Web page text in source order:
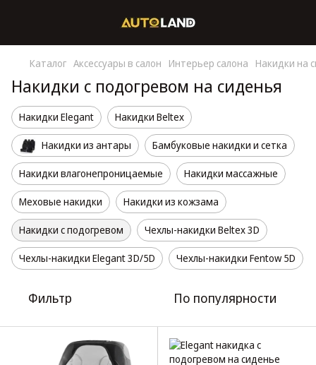
Каталог Аксессуары в салон Интерьер салона Накидки на
Накидки с подогревом на сиденья
Накидки Elegant Накидки Beltex
Накидки из антары Бамбуковые накидки и сетка
Накидки влагонепроницаемые Накидки массажные
Меховые накидки Накидки из кожзама
Накидки с подогревом Чехлы-накидки Beltex 3D
Чехлы-накидки Elegant 3D/5D Чехлы-накидки Fentow 5D
Фильтр По популярности